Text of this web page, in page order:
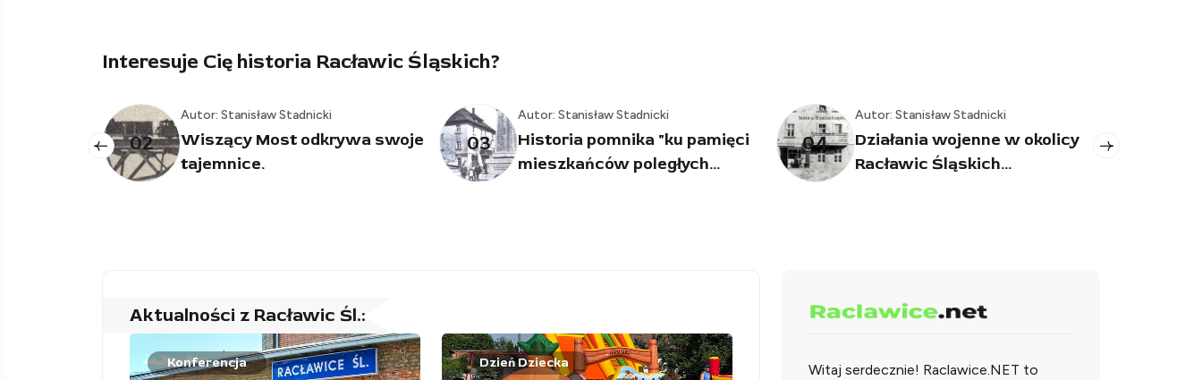
Interesuje Cię historia Racławic Śląskich?
Autor: Stanisław Stadnicki
Wiszący Most odkrywa swoje
tajemnice.
03
Autor: Stanisław Stadnicki
Historia pomnika "ku pamięci
mieszkańców poległych...
04
Autor: Stanisław Stadnicki
Działania wojenne w okolicy
Racławic Śląskich...
05
Jeden pożar
Aktualności z Racławic Śl.:
Konferencja Dzień Dziecka Witaj serdecznie! Raclawice.NET to